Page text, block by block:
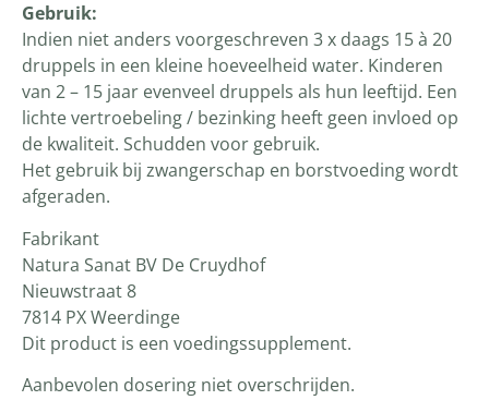
Gebruik:
Indien niet anders voorgeschreven 3 x daags 15 à 20
druppels in een kleine hoeveelheid water. Kinderen
van 2 – 15 jaar evenveel druppels als hun leeftijd. Een
lichte vertroebeling / bezinking heeft geen invloed op
de kwaliteit. Schudden voor gebruik.
Het gebruik bij zwangerschap en borstvoeding wordt
afgeraden.
Fabrikant
Natura Sanat BV De Cruydhof
Nieuwstraat 8
7814 PX Weerdinge
Dit product is een voedingssupplement.
Aanbevolen dosering niet overschrijden.